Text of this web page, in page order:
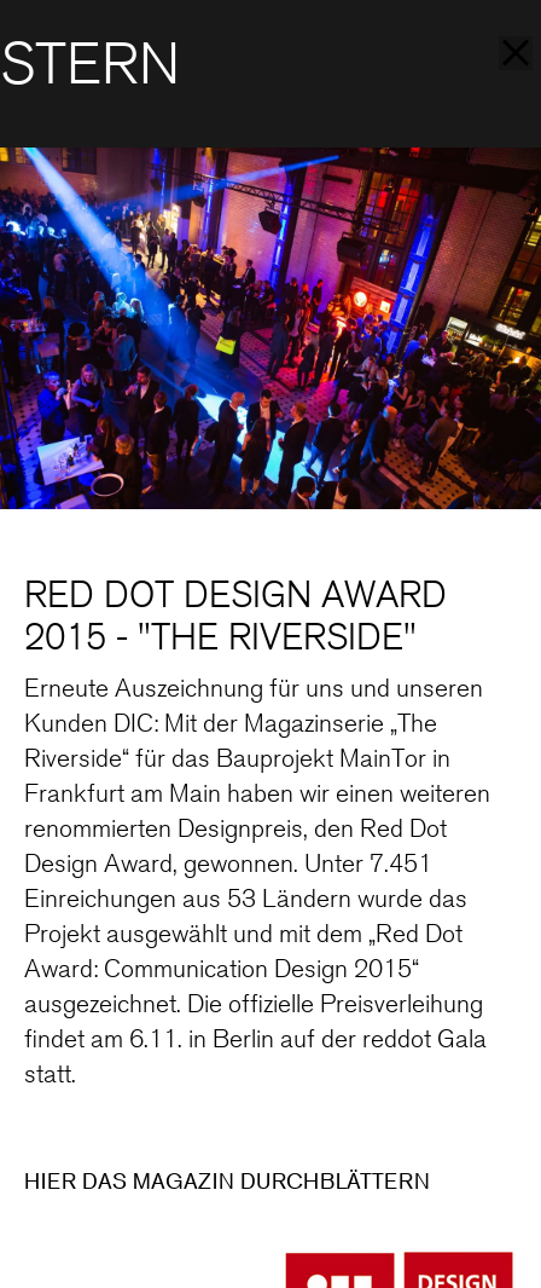
STERN
RED DOT DESIGN AWARD
2015 - "THE RIVERSIDE"
Erneute Auszeichnung für uns und unseren
Kunden DIC: Mit der Magazinserie „The
Riverside“ für das Bauprojekt MainTor in
Frankfurt am Main haben wir einen weiteren
renommierten Designpreis, den Red Dot
Design Award, gewonnen. Unter 7.451
Einreichungen aus 53 Ländern wurde das
Projekt ausgewählt und mit dem „Red Dot
Award: Communication Design 2015“
ausgezeichnet. Die offizielle Preisverleihung
findet am 6.11. in Berlin auf der reddot Gala
statt.
HIER DAS MAGAZIN DURCHBLÄTTERN